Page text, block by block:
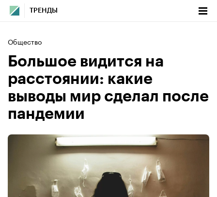
ТРЕНДЫ
Общество
Большое видится на
расстоянии: какие
выводы мир сделал после
пандемии